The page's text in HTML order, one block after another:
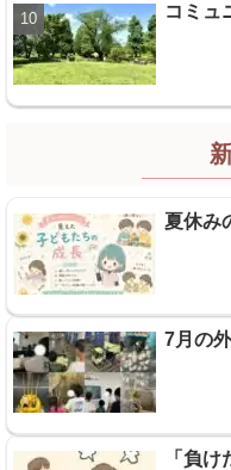
コミュ
夏休み
7月の
「負